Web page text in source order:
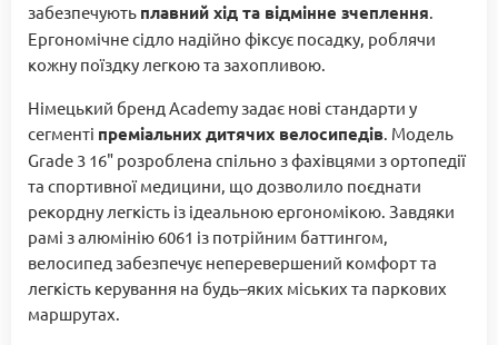
забезпечують плавний хід та відмінне зчеплення.
Ергономічне сідло надійно фіксує посадку, роблячи
кожну поїздку легкою та захопливою.
Німецький бренд Academy задає нові стандарти у
сегменті преміальних дитячих велосипедів. Модель
Grade 3 16" розроблена спільно з фахівцями з ортопедії
та спортивної медицини, що дозволило поєднати
рекордну легкість із ідеальною ергономікою. Завдяки
рамі з алюмінію 6061 із потрійним баттингом,
велосипед забезпечує неперевершений комфорт та
легкість керування на будь–яких міських та паркових
маршрутах.